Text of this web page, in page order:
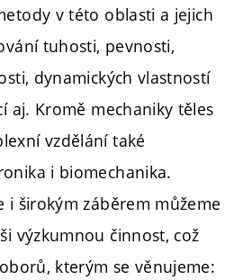
v této oblasti a jejich
tuhosti, pevnosti,
dynamických vlastností
aj. Kromě mechaniky těles
vzdělání také
i biomechanika.
i širokým záběrem můžeme
výzkumnou činnost, což
kterým se věnujeme: